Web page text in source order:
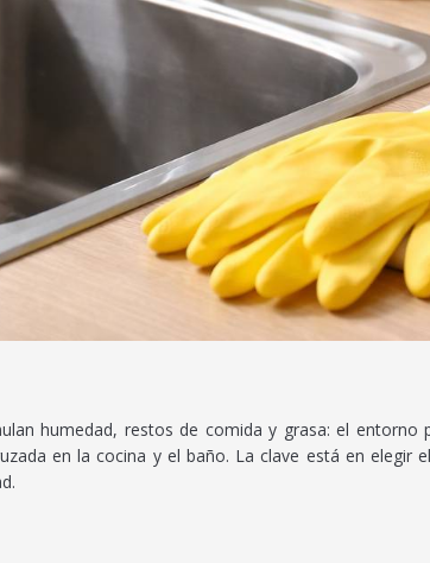
humedad, restos de comida y grasa: el
en la cocina y el baño. La clave está en